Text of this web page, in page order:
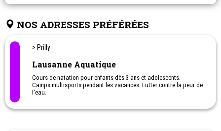
NOS ADRESSES PRÉFÉRÉES
> Prilly
Lausanne Aquatique
Cours de natation pour enfants dès 3 ans et adolescents.
Camps multisports pendant les vacances. Lutter contre la peur de
l'eau.